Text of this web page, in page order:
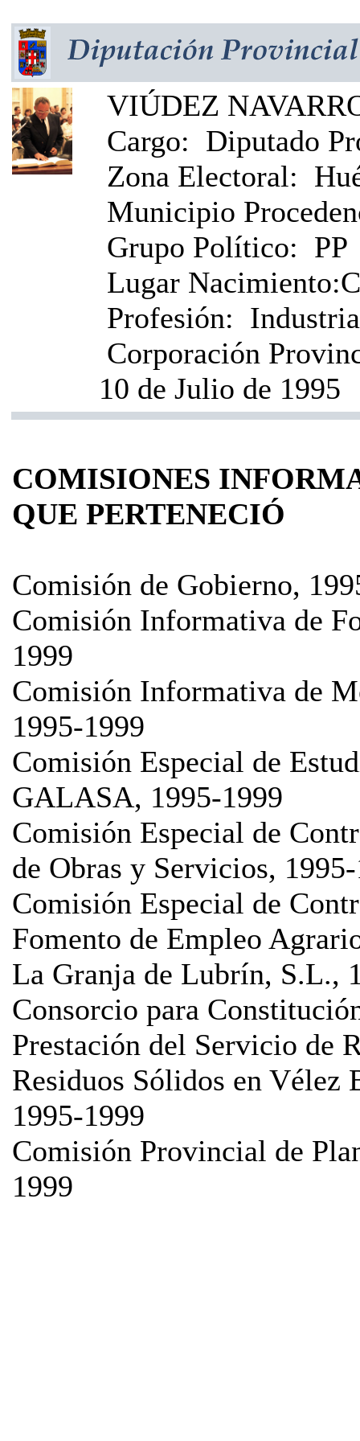
VIÚDEZ
Cargo: Diputado
Zona Electoral:
Municipio
Grupo Político: PP
Lugar Nacimiento:
Profesión:
Corporación
10 de Julio de 1995
COMISIONES
QUE PERTENECIÓ
Comisión de Gobierno,
Comisión Informativa de
1999
Comisión Informativa de
1995-1999
Comisión Especial de
GALASA, 1995-1999
Comisión Especial de
de Obras y Servicios,
Comisión Especial de
Fomento de Empleo
La Granja de Lubrín, S.L.,
Consorcio para
Prestación del Servicio de
Residuos Sólidos en
1995-1999
Comisión Provincial de
1999